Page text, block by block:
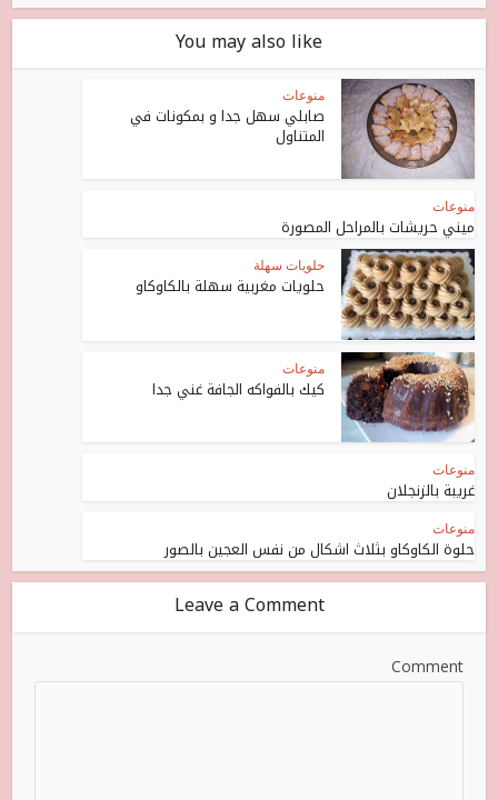
You may also like
منوعات
صابلي سهل جدا و بمكونات في
المتناول
منوعات
ميني حريشات بالمراحل المصورة
حلويات سهلة
حلويات مغربية سهلة بالكاوكاو
منوعات
كيك بالفواكه الجافة غني جدا
منوعات
غريبة بالزنجلان
منوعات
حلوة الكاوكاو بثلاث اشكال من نفس العجين بالصور
Leave a Comment
Comment